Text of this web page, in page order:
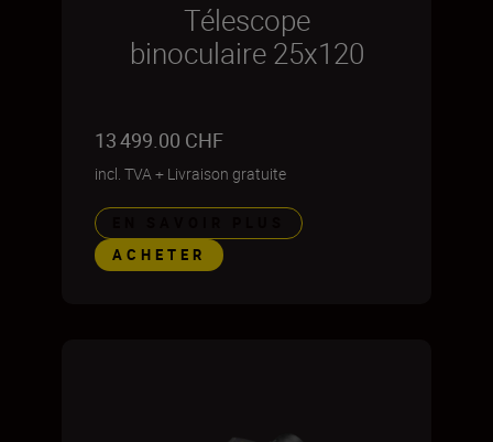
Télescope
binoculaire 25x120
13 499.00 CHF
incl. TVA+ Livraison gratuite
ACHETER